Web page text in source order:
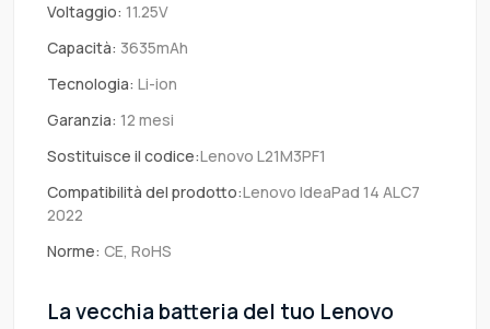
Voltaggio: 11.25V
Capacità: 3635mAh
Tecnologia: Li-ion
Garanzia: 12 mesi
Sostituisce il codice:Lenovo L21M3PF1
Compatibilità del prodotto:Lenovo IdeaPad 14 ALC7
2022
Norme: CE, RoHS
La vecchia batteria del tuo Lenovo